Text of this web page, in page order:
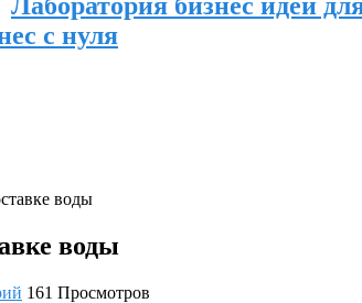
с нуля
воды
воды
161 Просмотров